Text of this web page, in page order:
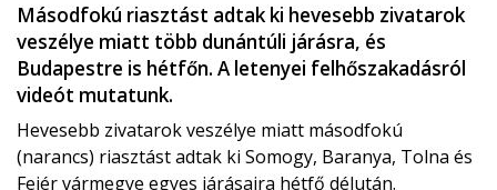
Másodfokú riasztást adtak ki hevesebb zivatarok
veszélye miatt több dunántúli járásra, és
Budapestre is hétfőn. A letenyei felhőszakadásról
videót mutatunk.
Hevesebb zivatarok veszélye miatt másodfokú
(narancs) riasztást adtak ki Somogy, Baranya, Tolna és
Fejér vármegye egyes járásaira hétfő délután.